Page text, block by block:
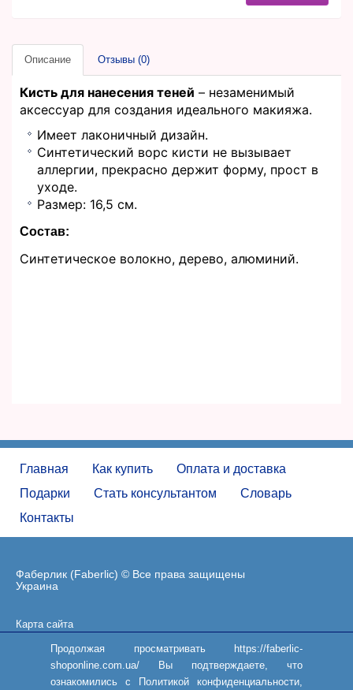
Описание Отзывы (0)
Кисть для нанесения теней – незаменимый
аксессуар для создания идеального макияжа.
Имеет лаконичный дизайн.
Синтетический ворс кисти не вызывает
аллергии, прекрасно держит форму, прост в
уходе.
Размер: 16,5 см.
Состав:
Синтетическое волокно, дерево, алюминий.
Главная Как купить
Оплата и доставка
Подарки
Стать консультантом
Словарь
Контакты
Фаберлик (Faberlic) © Все права защищены
Украина
Карта сайта
Продолжая просматривать https://faberlic-
shoponline.com.ua/ Вы подтверждаете, что
ознакомились с Политикой конфиденциальности,